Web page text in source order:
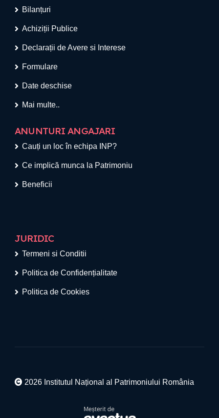
Bilanțuri
Achiziții Publice
Declarații de Avere si Interese
Formulare
Date deschise
Mai multe..
ANUNTURI ANGAJARI
Cauți un loc în echipa INP?
Ce implică munca la Patrimoniu
Beneficii
JURIDIC
Termeni si Conditii
Politica de Confidențialitate
Politica de Cookies
2026 Institutul Național al Patrimoniului România